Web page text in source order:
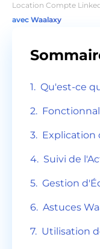
Location Compte
avec Waalaxy
Qu'est-ce
Explication
Suivi de
Gestion
Astuces
Utilisation